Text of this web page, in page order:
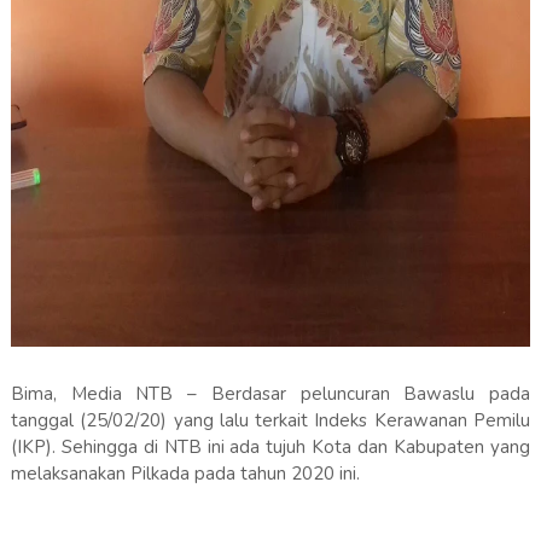
Bima, Media NTB – Berdasar peluncuran Bawaslu pada
tanggal (25/02/20) yang lalu terkait Indeks Kerawanan Pemilu
(IKP). Sehingga di NTB ini ada tujuh Kota dan Kabupaten yang
melaksanakan Pilkada pada tahun 2020 ini.